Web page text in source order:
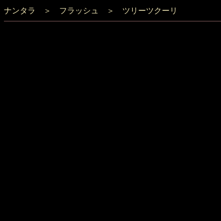
ナンタラ ＞ フラッシュ ＞ ツリーツクーリ